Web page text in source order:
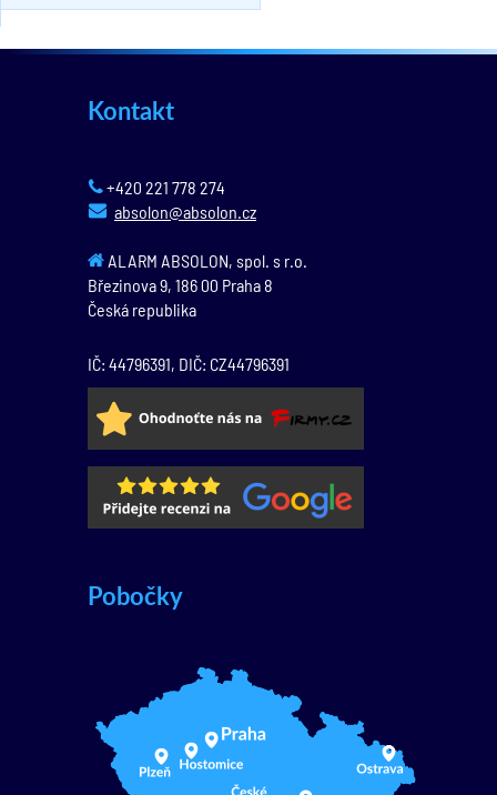
Kontakt
+420 221 778 274
absolon@absolon.cz
ALARM ABSOLON, spol. s r.o.
Březinova 9, 186 00 Praha 8
Česká republika
IČ: 44796391, DIČ: CZ44796391
Pobočky